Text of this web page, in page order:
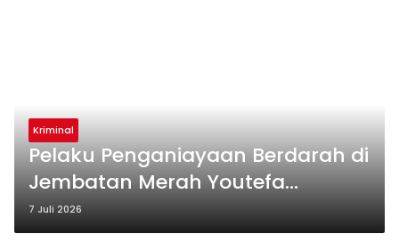
Kriminal
Pelaku Penganiayaan Berdarah di
Jembatan Merah Youtefa
Ditangkap Kurang dari 4 Jam
7 Juli 2026